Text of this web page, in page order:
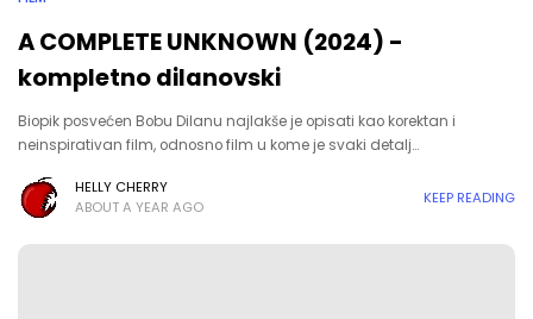
A COMPLETE UNKNOWN (2024) -
kompletno dilanovski
Biopik posvećen Bobu Dilanu najlakše je opisati kao korektan i
neinspirativan film, odnosno film u kome je svaki detalj…
HELLY CHERRY
ABOUT A YEAR AGO
KEEP READING